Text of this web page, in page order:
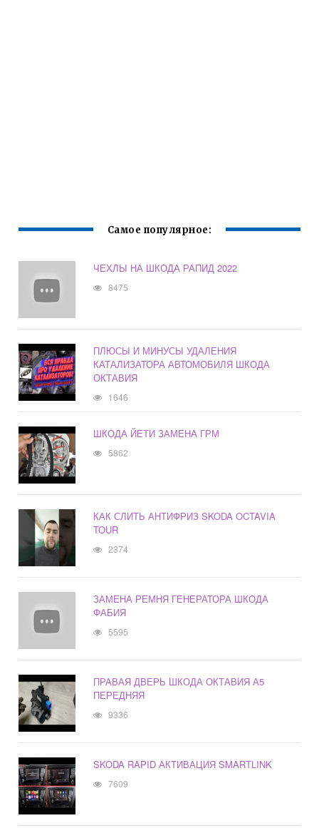
Самое популярное:
ЧЕХЛЫ НА ШКОДА РАПИД 2022
8475
ПЛЮСЫ И МИНУСЫ УДАЛЕНИЯ
КАТАЛИЗАТОРА АВТОМОБИЛЯ ШКОДА
ОКТАВИЯ
1646
ШКОДА ЙЕТИ ЗАМЕНА ГРМ
5862
КАК СЛИТЬ АНТИФРИЗ SKODA OCTAVIA
TOUR
2374
ЗАМЕНА РЕМНЯ ГЕНЕРАТОРА ШКОДА
ФАБИЯ
5595
ПРАВАЯ ДВЕРЬ ШКОДА ОКТАВИЯ А5
ПЕРЕДНЯЯ
9336
SKODA RAPID АКТИВАЦИЯ SMARTLINK
7609